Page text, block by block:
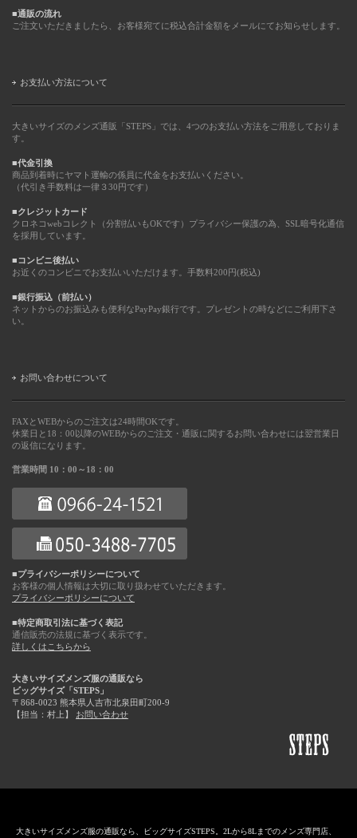
■通販の流れ
ご注文いただきましたら、お客様宛てに税込合計金額をメールにてお知らせします。
お支払い方法について
大きいサイズのメンズ通販「STEPS」では、4つのお支払い方法をご用意しておりま
す。
■代金引換
商品到着時にヤマト運輸の係員に代金をお支払いください。
（代引き手数料は一律３30円です）
■クレジットカード
クロネコwebコレクト（分割払いもOKです）プライバシー保護の為、SSL暗号化通信
を採用しています。
■コンビニ後払い
お近くのコンビニでお支払いいただけます。手数料200円(税込)
■銀行振込（前払い）
ネットからのお振込みも便利なPayPay銀行です。プレゼントの時などにご利用下さ
い。
お問い合わせについて
FAXとWEBからのご注文は24時間OKです。
休業日と18：00以降のWEBからのご注文・通販に関するお問い合わせには翌営業日
の返信になります。
営業時間 10：00～18：00
■プライバシーポリシーについて
お客様の個人情報は大切に取り扱わせていただきます。
プライバシーポリシーについて
■特定商取引法に基づく表記
通信販売の法規に基づく表示です。
詳しくはこちらから
大きいサイズメンズ服の通販なら
ビッグサイズ「STEPS」
〒868-0023 熊本県人吉市北泉田町200-9
【担当：村上】 お問い合わせ
大きいサイズメンズ服の通販なら、ビッグサイズSTEPS。2Lから8Lまでのメンズ専門店、